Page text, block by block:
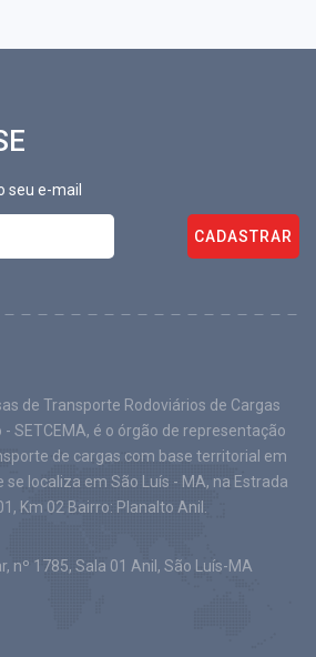
seu e-mail
CADASTRAR
de Transporte Rodoviários de Cargas
SETCEMA, é o órgão de representação
de cargas com base territorial em
localiza em São Luís - MA, na Estrada
Km 02 Bairro: Planalto Anil.
nº 1785, Sala 01 Anil, São Luís-MA